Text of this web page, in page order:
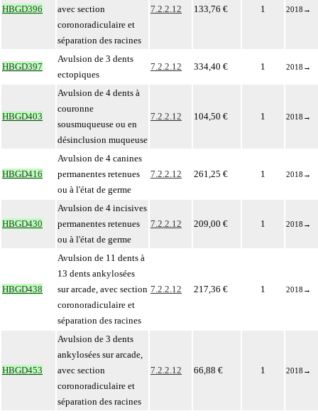
HBGD396
avec section
coronoradiculaire et
séparation des racines
7.2.2.12 133,76 € 1 2018 →
HBGD397
Avulsion de 3 dents
ectopiques
7.2.2.12 334,40 € 1 2018 →
HBGD403
Avulsion de 4 dents à
couronne
sousmuqueuse ou en
désinclusion muqueuse
7.2.2.12 104,50 € 1 2018 →
HBGD416
Avulsion de 4 canines
permanentes retenues
ou à l'état de germe
7.2.2.12 261,25 € 1 2018 →
HBGD430
Avulsion de 4 incisives
permanentes retenues
ou à l'état de germe
7.2.2.12 209,00 € 1 2018 →
HBGD438
Avulsion de 11 dents à
13 dents ankylosées
sur arcade, avec section
coronoradiculaire et
séparation des racines
7.2.2.12 217,36 € 1 2018 →
HBGD453
Avulsion de 3 dents
ankylosées sur arcade,
avec section
coronoradiculaire et
séparation des racines
7.2.2.12 66,88 € 1 2018 →